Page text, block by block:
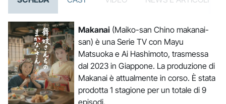
Makanai(Maiko-san Chino makanai-
san) è una Serie TV con Mayu
Matsuoka e Ai Hashimoto, trasmessa
dal 2023 in Giappone. La produzione di
Makanai è attualmente in corso. È stata
prodotta 1 stagione per un totale di 9